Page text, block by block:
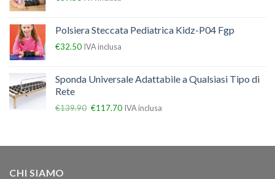
Polsiera Steccata Pediatrica Kidz-P04 Fgp
€32.50 IVA inclusa
Sponda Universale Adattabile a Qualsiasi Tipo di
Rete
€139.90 €117.70 IVA inclusa
CHI SIAMO